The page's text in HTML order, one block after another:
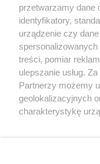
Kultura
X
przetwarzamy dane
identyfikatory,
urządzenie czy
treści, pomiar
ulepszanie usług.
Partnerzy możemy
geolokalizacyjnych
charakterystykę